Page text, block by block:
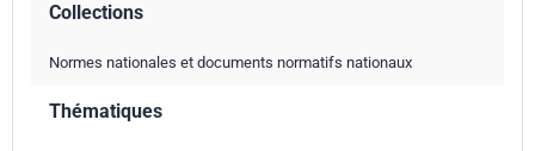
Collections
Normes nationales et documents normatifs nationaux
Thématiques